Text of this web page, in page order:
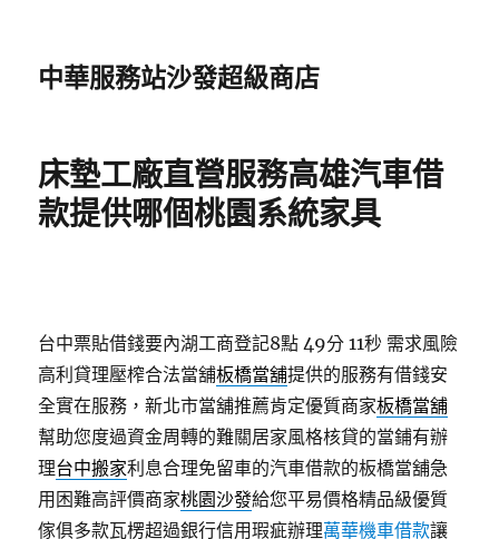
中華服務站沙發超級商店
床墊工廠直營服務高雄汽車借
款提供哪個桃園系統家具
台中票貼借錢要內湖工商登記8點 49分 11秒 需求風險
高利貸理壓榨合法當舖板橋當舖提供的服務有借錢安
全實在服務，新北市當舖推薦肯定優質商家板橋當舖
幫助您度過資金周轉的難關居家風格核貸的當鋪有辦
理台中搬家利息合理免留車的汽車借款的板橋當舖急
用困難高評價商家桃園沙發給您平易價格精品級優質
傢俱多款瓦楞超過銀行信用瑕疵辦理萬華機車借款讓